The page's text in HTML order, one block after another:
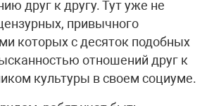
друг к другу. Тут уже не
привычного
которых с десяток подобных
отношений друг к
культуры в своем социуме.